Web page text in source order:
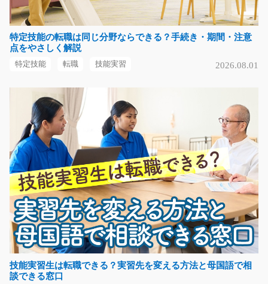
気になる
日用品や食料品をリフトで運搬するお仕事/t03_00
036
☆大募集☆使用するフォークリフトはリーチタイプです♪
倉庫内で日常よく見か…
長期（3ヶ月以上）
時給1100円
熊本県熊本市南区
気になる
(未経験の方も大歓迎)マシンオペレーター/y04_00
112
急募
マシンオペレータスタッフ緊急大募集です！！年齢不問
です！職場の環境も…
特定技能の転職は同じ分野ならできる？手続き・期間・注意
点をやさしく解説
特定技能 転職 技能実習 2026.08.01
技能実習生は転職できる？実習先を変える方法と母国語で相
談できる窓口